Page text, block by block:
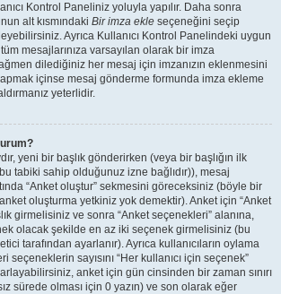
Kontrol Paneliniz yoluyla yapılır. Daha sonra
alt kısmındaki Bir imza ekle seçeneğini seçip
Ayrıca Kullanıcı Kontrol Panelindeki uygun
mesajlarınıza varsayılan olarak bir imza
dilediğiniz her mesaj için imzanızın eklenmesini
içinse mesaj gönderme formunda imza ekleme
yeterlidir.
yeni bir başlık gönderirken (veya bir başlığın ilk
tabiki sahip olduğunuz izne bağlıdır)), mesaj
“Anket oluştur” sekmesini göreceksiniz (böyle bir
oluşturma yetkiniz yok demektir). Anket için “Anket
girmelisiniz ve sonra “Anket seçenekleri” alanına,
olacak şekilde en az iki seçenek girmelisiniz (bu
tarafından ayarlanır). Ayrıca kullanıcıların oylama
seçeneklerin sayısını “Her kullanıcı için seçenek”
anket için gün cinsinden bir zaman sınırı
sürede olması için 0 yazın) ve son olarak eğer